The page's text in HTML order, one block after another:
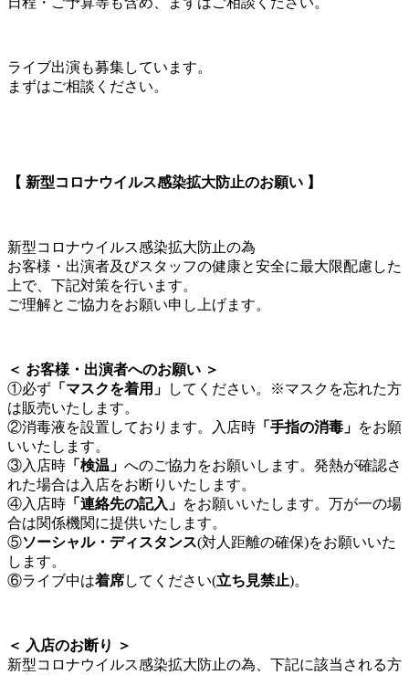
ライブ出演も募集しています。
まずはご相談ください。
【 新型コロナウイルス感染拡大防止のお願い 】
新型コロナウイルス感染拡大防止の為
お客様・出演者及びスタッフの健康と安全に最大限配慮した
上で、下記対策を行います。
ご理解とご協力をお願い申し上げます。
＜ お客様・出演者へのお願い ＞
①必ず 「マスクを着用」
してください。※マスクを忘れた方
は販売いたします。
②消毒液を設置しております。入店時 「手指の消毒」 をお願
いいたします。
③入店時 「検温」 へのご協力をお願いします。発熱が確認さ
れた場合は入店をお断りいたします。
④入店時 「連絡先の記入」 をお願いいたします。万が一の場
合は関係機関に提供いたします。
⑤ソーシャル・ディスタンス(対人距離の確保)をお願いいた
します。
⑥ライブ中は着席してください(立ち見禁止)。
＜ 入店のお断り ＞
新型コロナウイルス感染拡大防止の為、下記に該当される方